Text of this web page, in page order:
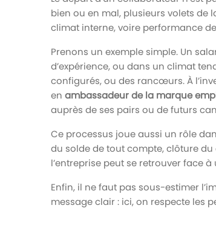
bien ou en mal, plusieurs volets de
climat interne, voire performance
Prenons un exemple simple. Un
d’expérience, ou dans un climat
configurés, ou des rancœurs. À
en ambassadeur de la marque
auprès de ses pairs ou de futurs
Ce processus joue aussi un rôle
du solde de tout compte, clôture
l’entreprise peut se retrouver face
Enfin, il ne faut pas sous-estimer
message clair : ici, on respecte les